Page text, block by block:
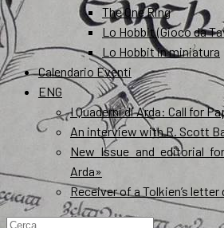
The One Ring
Lo Hobbit (Gioco da
Lo Hobbit in miniatura
Calendario Eventi
ENG
I Quaderni di Arda: Call for
An interview with R. Scott
New Issue and editorial
Arda»
Receiver of a Tolkien’s
Ricerca